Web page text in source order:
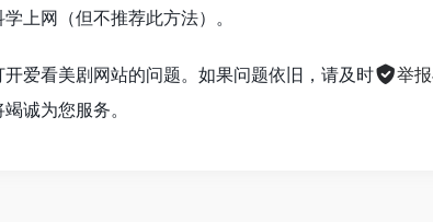
上网（但不推荐此方法）。
爱看美剧网站的问题。如果问题依旧，请及时 举
诚为您服务。